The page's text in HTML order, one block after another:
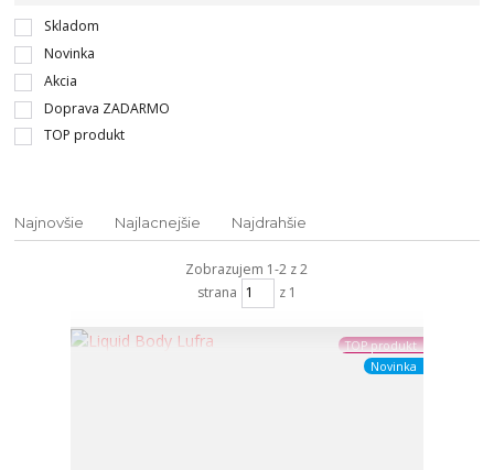
Skladom
Novinka
Akcia
Doprava ZADARMO
TOP produkt
Najnovšie Najlacnejšie Najdrahšie
Zobrazujem 1-2 z 2
strana
z 1
TOP produkt
Novinka